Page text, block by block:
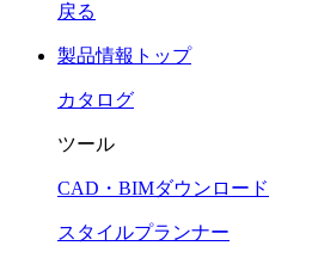
戻る
製品情報トップ
カタログ
ツール
CAD・BIMダウンロード
スタイルプランナー